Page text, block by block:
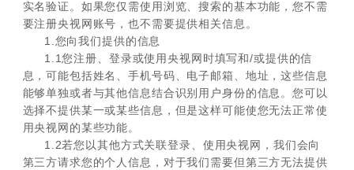
实名验证。如果您仅需使用浏览、搜索的基本功能，您不需
要注册央视网账号，也不需要提供相关信息。
1.您向我们提供的信息
1.1您注册、登录或使用央视网时填写和/或提供的信
息，可能包括姓名、手机号码、电子邮箱、地址，这些信息
能够单独或者与其他信息结合识别用户身份的信息。您可以
选择不提供某一或某些信息，但是这样可能使您无法正常使
用央视网的某些功能。
1.2若您以其他方式关联登录、使用央视网，我们会向
第三方请求您的个人信息，对于我们需要但第三方无法提供